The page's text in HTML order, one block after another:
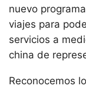
nuevo
viajes para
servicios a
china de
Reconocemos